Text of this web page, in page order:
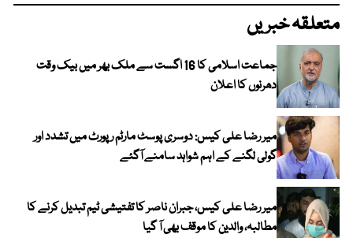
متعلقہ خبریں
جماعت اسلامی کا 16 اگست سے ملک بھر میں بیک وقت
دھرنوں کا اعلان
میر رضا علی کیس: دوسری پوسٹ مارٹم رپورٹ میں تشدد اور
گولی لگنے کے اہم شواہد سامنے آگئے
میر رضا علی کیس، جبران ناصر کا تفتیشی ٹیم تبدیل کرنے کا
مطالبہ، والدین کا موقف بھی آ گیا